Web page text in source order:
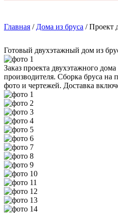
Главная / Дома из бруса /Проект
Готовый двухэтажный дом из
Заказ проекта двухэтажного
производителя. Сборка бруса
фото и чертежей. Доставка